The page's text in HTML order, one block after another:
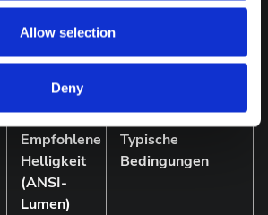
Allow selection
Deny
Vergleichswerte für
Empfohlene
Helligkeit
(ANSI-
Lumen)
Typische
Bedingungen